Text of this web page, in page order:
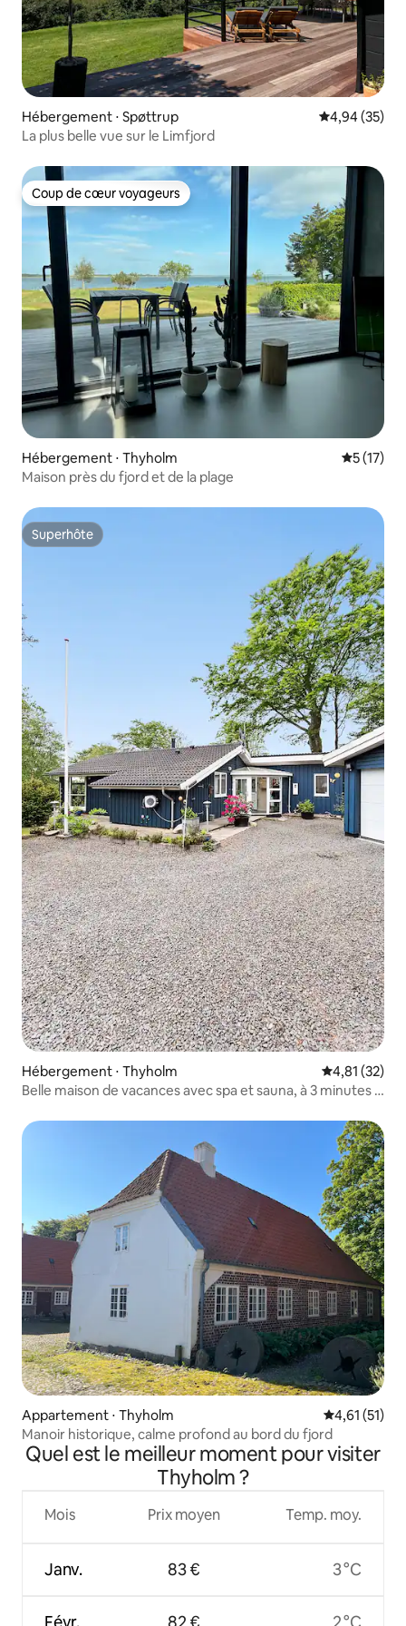
Hébergement ⋅ Spøttrup Évaluation
4,94 (35)
La plus belle vue sur le Limfjord
Coup de cœur voyageurs
Coup de cœur voyageurs
Hébergement ⋅ Thyholm
5 (17)
Maison près du fjord et de la plage
Superhôte
Superhôte
Hébergement ⋅ Thyholm Évaluation
4,81 (32)
Belle maison de vacances avec spa et sauna, à 3 minutes à
Appartement ⋅ Thyholm Évaluation
4,61 (51)
Manoir historique, calme profond au bord du fjord
Quel est le meilleur moment pour visiter
Thyholm ?
Mois
Janv.
Févr.
Prix moyen
83 €
82 €
Temp. moy.
3 °C
2 °C